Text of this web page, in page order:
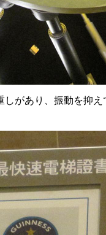
しがあり、振動を抑え